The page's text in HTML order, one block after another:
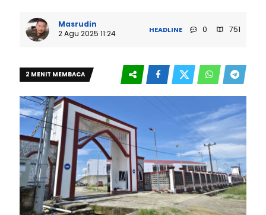
Masrudin
2 Agu 2025 11:24
HEADLINE 0 751
2 MENIT MEMBACA